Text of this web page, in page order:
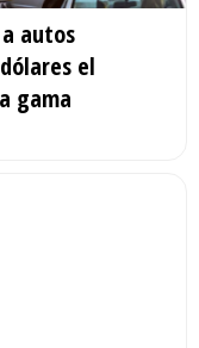
autos
el
gama